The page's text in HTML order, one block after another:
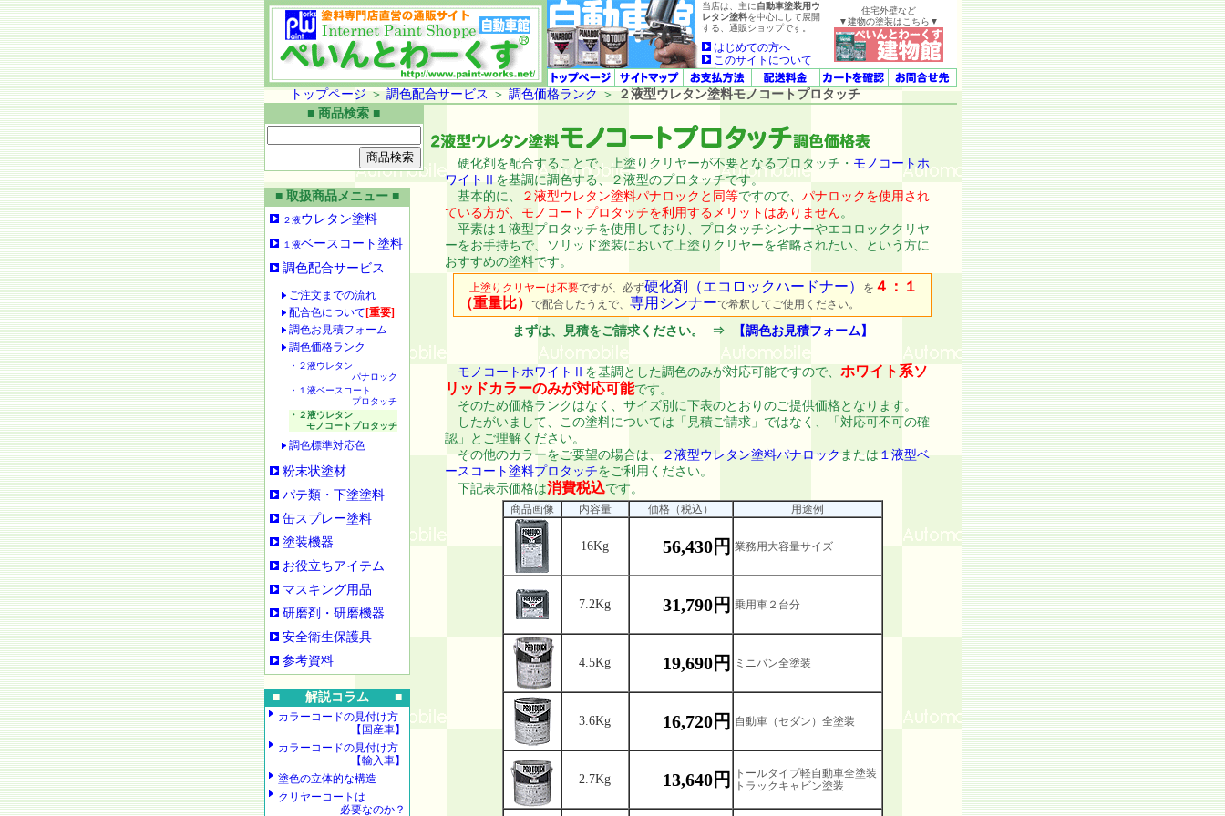
当店は、主に自動車塗装用ウ
レタン塗料を中心にして展開
する、通販ショップです。
はじめての方へ
このサイトについて
住宅外壁など
▼建物の塗装はこちら▼
トップページ ＞ 調色配合サービス ＞ 調色価格ランク ＞
２液型ウレタン塗料モノコートプロタッチ
■ 商品検索 ■
■ 取扱商品メニュー ■
２液ウレタン塗料
１液ベースコート塗料
調色配合サービス
ご注文までの流れ
配合色について [重要]
調色お見積フォーム
調色価格ランク
・２液ウレタン
パナロック
・１液ベースコート
プロタッチ
・２液ウレタン
モノコートプロタッチ
調色標準対応色
粉末状塗材
パテ類・下塗塗料
缶スプレー塗料
塗装機器
お役立ちアイテム
マスキング用品
研磨剤・研磨機器
安全衛生保護具
参考資料
■ 解説コラム ■
カラーコードの見付け方
【国産車】
カラーコードの見付け方
【輸入車】
塗色の立体的な構造
クリヤーコートは
必要なのか？
硬化剤を配合することで、上塗りクリヤーが不要となるプロタッチ・ モノコートホ
ワイトⅡ を基調に調色する、２液型のプロタッチです。
基本的に、
２液型ウレタン塗料パナロックと同等ですので、 パナロックを使用され
ている方が、モノコートプロタッチを利用するメリットはありません。
平素は１液型プロタッチを使用しており、プロタッチシンナーやエコロッククリヤ
ーをお手持ちで、ソリッド塗装において上塗りクリヤーを省略されたい、という方に
おすすめの塗料です。
上塗りクリヤーは不要ですが、必ず硬化剤（エコロックハードナー） を ４：１
（重量比）
で配合したうえで、 専用シンナーで希釈してご使用ください。
まずは、見積をご請求ください。 ⇒ 【調色お見積フォーム】
モノコートホワイトⅡ を基調とした調色のみが対応可能ですので、 ホワイト系ソ
リッドカラーのみが対応可能です。
そのため価格ランクはなく、サイズ別に下表のとおりのご提供価格となります。
したがいまして、この塗料については「見積ご請求」ではなく、「対応可不可の確
認」とご理解ください。
その他のカラーをご要望の場合は、
２液型ウレタン塗料パナロック または １液型ベ
ースコート塗料プロタッチをご利用ください。
下記表示価格は消費税込です。
商品画像 内容量 価格（税込） 用途例
16Kg 56,430円 業務用大容量サイズ
7.2Kg 31,790円 乗用車２台分
4.5Kg 19,690円 ミニバン全塗装
3.6Kg 16,720円 自動車（セダン）全塗装
2.7Kg 13,640円
トールタイプ軽自動車全塗装
トラックキャビン塗装